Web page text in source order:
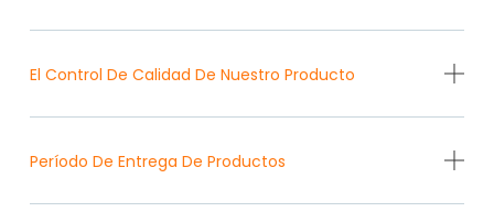
El Control De Calidad De Nuestro Producto
Período De Entrega De Productos